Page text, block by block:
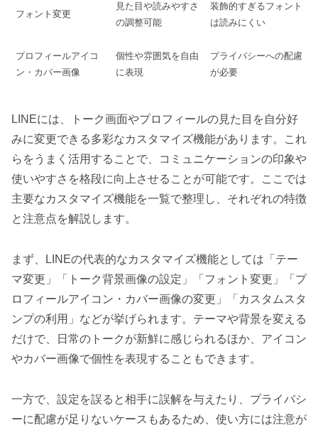
フォント変更
見た目や読みやすさ
の調整可能
装飾的すぎるフォント
は読みにくい
プロフィールアイコ
ン・カバー画像
個性や雰囲気を自由
に表現
プライバシーへの配慮
が必要
LINEには、トーク画面やプロフィールの見た目を自分好
みに変更できる多彩なカスタマイズ機能があります。これ
らをうまく活用することで、コミュニケーションの印象や
使いやすさを格段に向上させることが可能です。ここでは
主要なカスタマイズ機能を一覧で整理し、それぞれの特徴
と注意点を解説します。
まず、LINEの代表的なカスタマイズ機能としては「テー
マ変更」「トーク背景画像の設定」「フォント変更」「プ
ロフィールアイコン・カバー画像の変更」「カスタムスタ
ンプの利用」などが挙げられます。テーマや背景を変える
だけで、日常のトークが新鮮に感じられるほか、アイコン
やカバー画像で個性を表現することもできます。
一方で、設定を誤ると相手に誤解を与えたり、プライバシ
ーに配慮が足りないケースもあるため、使い方には注意が